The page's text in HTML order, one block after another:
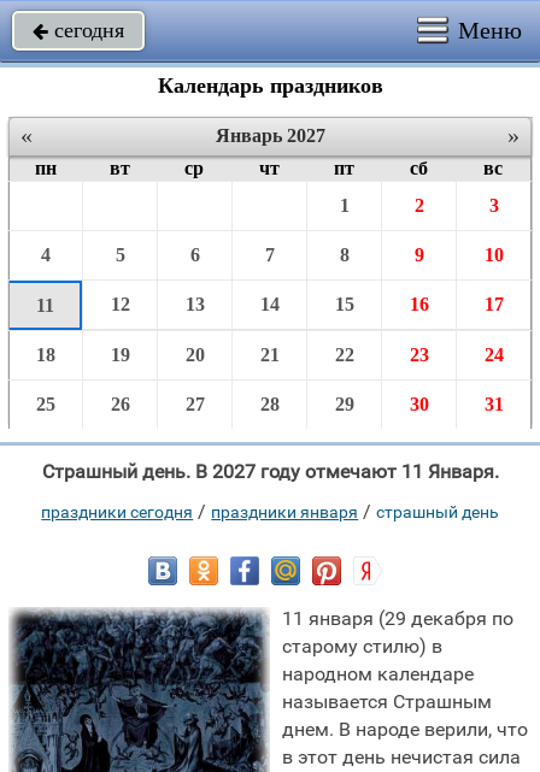
 сегодня Меню
Календарь праздников
« »
Январь 2027
пн
вт ср чт пт сб
вс
1
2 3
4 5 6 7 8 9 10
11 12 13 14 15 16 17
18 19 20 21 22 23 24
25 26 27 28 29 30 31
Страшный день. В 2027 году отмечают 11 Января.
праздники сегодня / праздники января /страшный день
11 января (29 декабря по
старому стилю) в
народном календаре
называется Страшным
днем. В народе верили, что
в этот день нечистая сила